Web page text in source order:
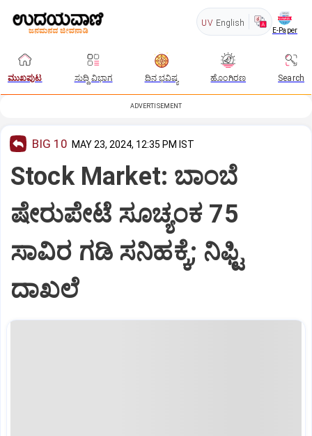
UV English
E-Paper
ಮುಖಪುಟ ಸುದ್ದಿ ವಿಭಾಗ ದಿನ ಭವಿಷ್ಯ ಹೊಂಗಿರಣ Search
ADVERTISEMENT
BIG 10 MAY 23, 2024, 12:35 PM IST
Stock Market: ಬಾಂಬೆ
ಷೇರುಪೇಟೆ ಸೂಚ್ಯಂಕ 75
ಸಾವಿರ ಗಡಿ ಸನಿಹಕ್ಕೆ; ನಿಫ್ಟಿ
ದಾಖಲೆ